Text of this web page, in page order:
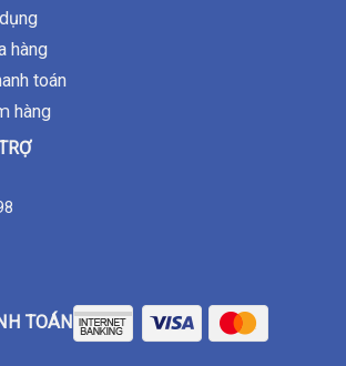
hàng
toán
hàng
TOÁN